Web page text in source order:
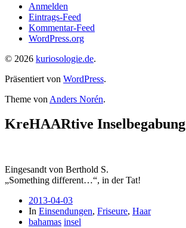
Anmelden
Eintrags-Feed
Kommentar-Feed
WordPress.org
© 2026 kuriosologie.de.
Präsentiert von WordPress.
Theme von Anders Norén.
KreHAARtive Inselbegabung
Eingesandt von Berthold S.
„Something different…“, in der Tat!
2013-04-03
In Einsendungen, Friseure, Haar
bahamas insel